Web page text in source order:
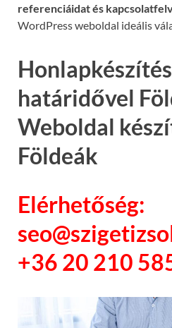
referenciáidat és
WordPress weboldal ideális
határidővel
Weboldal
Földeák
Elérhetőség:
+36 20 210